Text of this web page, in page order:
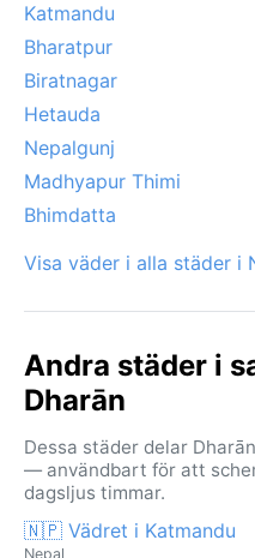
livet här – en intensiv
både landskapet och
Katmandu
Bharatpur
Biratnagar
Hetauda
Nepalgunj
Madhyapur Thimi
Bhimdatta
Visa väder i alla städer i
Andra städer i
Dharān
Dessa städer delar
— användbart för att
dagsljus timmar.
🇳🇵 Vädret i Katmandu
Nepal